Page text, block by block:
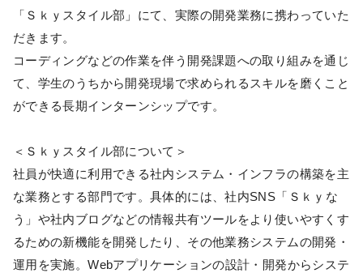
「Ｓｋｙスタイル部」にて、実際の開発業務に携わっていた
だきます。
コーディングなどの作業を伴う開発課題への取り組みを通じ
て、学生のうちから開発現場で求められるスキルを磨くこと
ができる長期インターンシップです。
＜Ｓｋｙスタイル部について＞
社員が快適に利用できる社内システム・インフラの構築を主
な業務とする部門です。具体的には、社内SNS「Ｓｋｙな
う」や社内ブログなどの情報共有ツールをより使いやすくす
るための新機能を開発したり、その他業務システムの開発・
運用を実施。Webアプリケーションの設計・開発からシステ